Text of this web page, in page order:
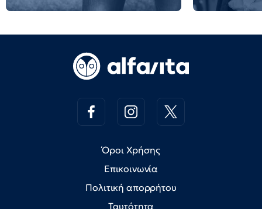
Όροι Χρήσης
Επικοινωνία
Πολιτική απορρήτου
Ταυτότητα